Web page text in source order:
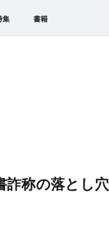
集 書籍
詐称の落とし穴